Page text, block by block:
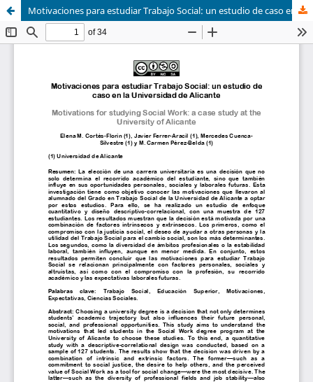
Motivaciones para estudiar Trabajo Social: un estudio de caso en la Universidad de Alicante